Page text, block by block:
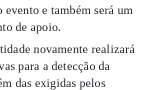
evento e também será um
de apoio.
novamente realizará
para a detecção da
das exigidas pelos